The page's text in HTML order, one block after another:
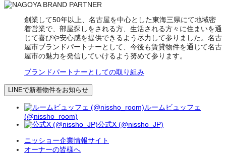
創業して50年以上、名古屋を中心とした東海三県にて地域密
着営業で、部屋探しをされる方、生活される方々に住まいを通
じて喜びや安心感を提供できるよう尽力して参りました。名古
屋市ブランドパートナーとして、今後も賃貸物件を通じて名古
屋市の魅力を発信していけるよう努めて参ります。
ブランドパートナーとしての取り組み
LINEで新着物件をお知らせ
ルームビュッフェ
(@nissho_room)
公式X (@nissho_JP)
ニッショー企業情報サイト
オーナーの皆様へ